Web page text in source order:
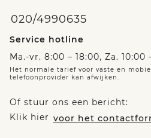
020/4990635
Service hotline
Ma.-vr. 8:00 – 18:00, Za. 10:00
Het normale tarief voor vaste en
telefoonprovider kan afwijken.
Of stuur ons een bericht:
Klik hier voor het